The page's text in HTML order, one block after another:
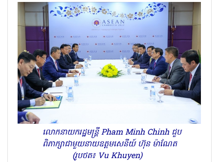
លោកនាយករដ្ឋមន្ត្រី Pham Minh Chinh ជួប
ពិភាក្សាជាមួយនាយឧត្តមសេនីយ៍ ហ៊ុន ម៉ាណែត
(រូបថត៖ Vu Khuyen)